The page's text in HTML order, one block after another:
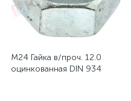
М24 Гайка в/проч. 12.0
оцинкованная DIN 934